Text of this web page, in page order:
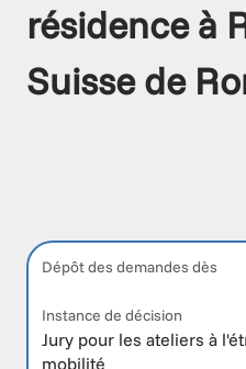
résidence à
Suisse de
Dépôt des demandes dès
Instance de décision
Jury pour les ateliers à
mobilité